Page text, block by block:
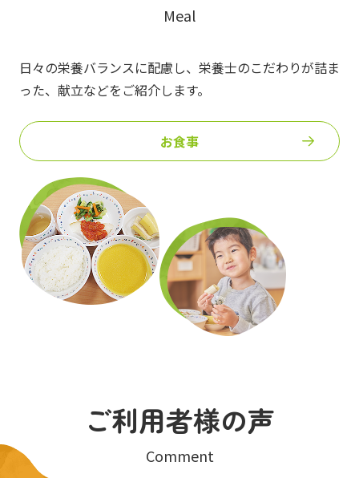
Meal
日々の栄養バランスに配慮し、栄養士のこだわりが詰ま
った、 献立などをご紹介します。
お食事
ご利用者様の声
Comment